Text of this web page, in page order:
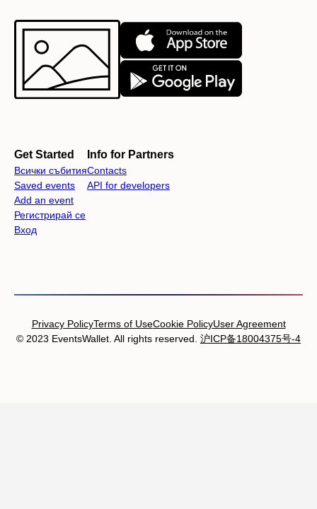
Get Started
Всички събития
Saved events
Add an event
Регистрирай се
Вход
Info for Partners
Contacts
API for developers
© 2023 EventsWallet. All rights reserved. 沪ICP备18004375号-4
Privacy PolicyTerms of UseCookie PolicyUser Agreement